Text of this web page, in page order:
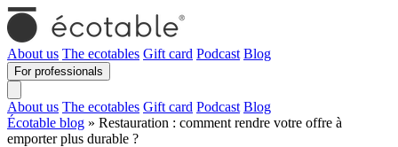
About us The ecotables Gift card Podcast Blog
For professionals
About us The ecotables Gift card Podcast Blog
Écotable blog » Restauration : comment rendre votre offre à
emporter plus durable ?